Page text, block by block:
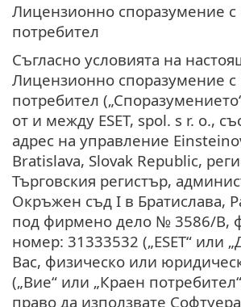
Лицензионно споразумение с
потребител
Съгласно условията на
Лицензионно споразумение с
потребител
от и между ESET, spol. s r. o.,
адрес на управление
Bratislava, Slovak Republic,
Търговския регистър,
Окръжен съд I в Братислава,
под фирмено дело № 3586/B,
номер: 31333532 („ESET“ или
Вас, физическо или
(„Вие“ или „Краен
право да използвате